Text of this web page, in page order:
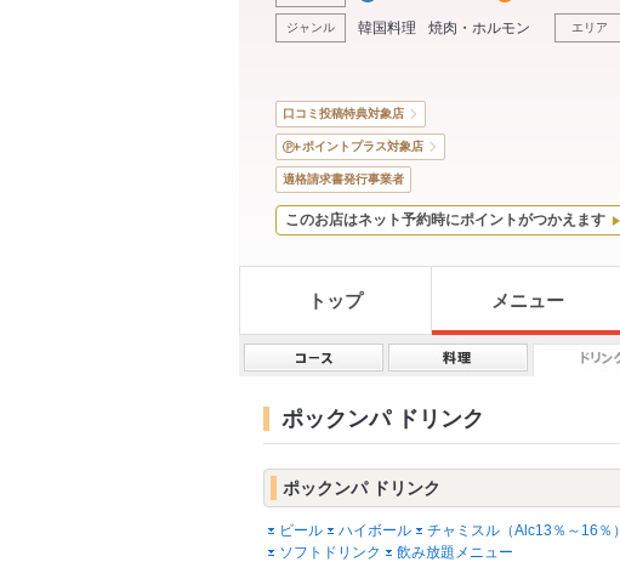
ジャンル 韓国料理 焼肉・ホルモン エリア
口コミ投稿特典対象店
ポイントプラス対象店
適格請求書発行事業者
このお店はネット予約時にポイントがつかえます
トップ メニュー
ポックンパ ドリンク
ポックンパ ドリンク
ビール ハイボール チャミスル（Alc13％～16％）
ソフトドリンク
飲み放題メニュー